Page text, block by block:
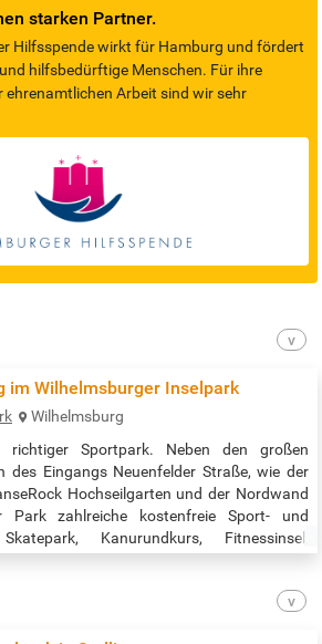
starken Partner.
Hilfsspende wirkt für Hamburg und fördert
hilfsbedürftige Menschen. Für ihre
Arbeit sind wir sehr
im Wilhelmsburger Inselpark
Wilhelmsburg
Sportpark. Neben den großen
des Eingangs Neuenfelder Straße, wie der
Hochseilgarten und der Nordwand
Park zahlreiche kostenfreie Sport- und
Kanurundkurs, Fitnessinsel,
sogar…